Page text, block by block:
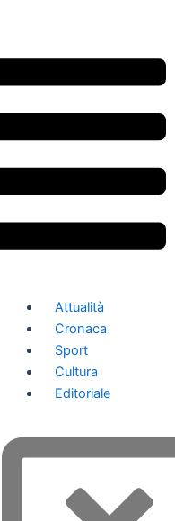
Attualità
Cronaca
Sport
Cultura
Editoriale